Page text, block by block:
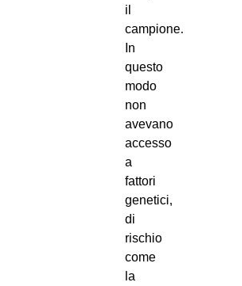
il
campione.
In
questo
modo
non
avevano
accesso
a
fattori
genetici,
di
rischio
come
la